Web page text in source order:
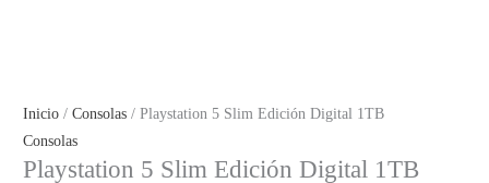
Inicio /Consolas / Playstation 5 Slim Edición Digital 1TB
Consolas
Playstation 5 Slim Edición Digital 1TB